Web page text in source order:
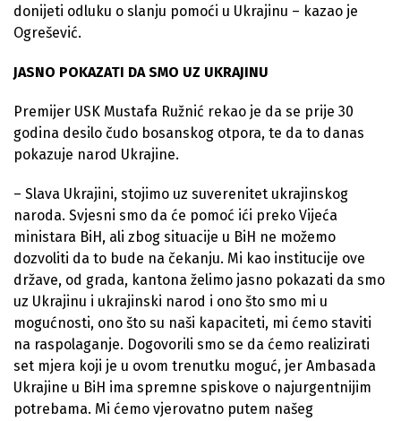
donijeti odluku o slanju pomoći u Ukrajinu – kazao je
Ogrešević.
JASNO POKAZATI DA SMO UZ UKRAJINU
Premijer USK Mustafa Ružnić rekao je da se prije 30
godina desilo čudo bosanskog otpora, te da to danas
pokazuje narod Ukrajine.
– Slava Ukrajini, stojimo uz suverenitet ukrajinskog
naroda. Svjesni smo da će pomoć ići preko Vijeća
ministara BiH, ali zbog situacije u BiH ne možemo
dozvoliti da to bude na čekanju. Mi kao institucije ove
države, od grada, kantona želimo jasno pokazati da smo
uz Ukrajinu i ukrajinski narod i ono što smo mi u
mogućnosti, ono što su naši kapaciteti, mi ćemo staviti
na raspolaganje. Dogovorili smo se da ćemo realizirati
set mjera koji je u ovom trenutku moguć, jer Ambasada
Ukrajine u BiH ima spremne spiskove o najurgentnijim
potrebama. Mi ćemo vjerovatno putem našeg